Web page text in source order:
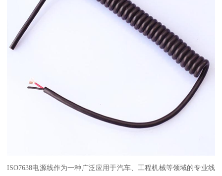
ISO7638电源线作为一种广泛应用于汽车、工程机械等领域的专业线